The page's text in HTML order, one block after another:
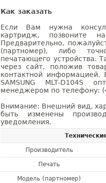
Как заказать
Если Вам нужна
картридж, позвоните
Предварительно,
(партномер), либо
печатающего устройства.
через сайт, положив
контактной информацией.
SAMSUNG MLT-D104S
менеджером по телефону:
Внимание: Внешний вид,
быть изменены
уведомления.
Производитель
Печать
Модель (партномер)